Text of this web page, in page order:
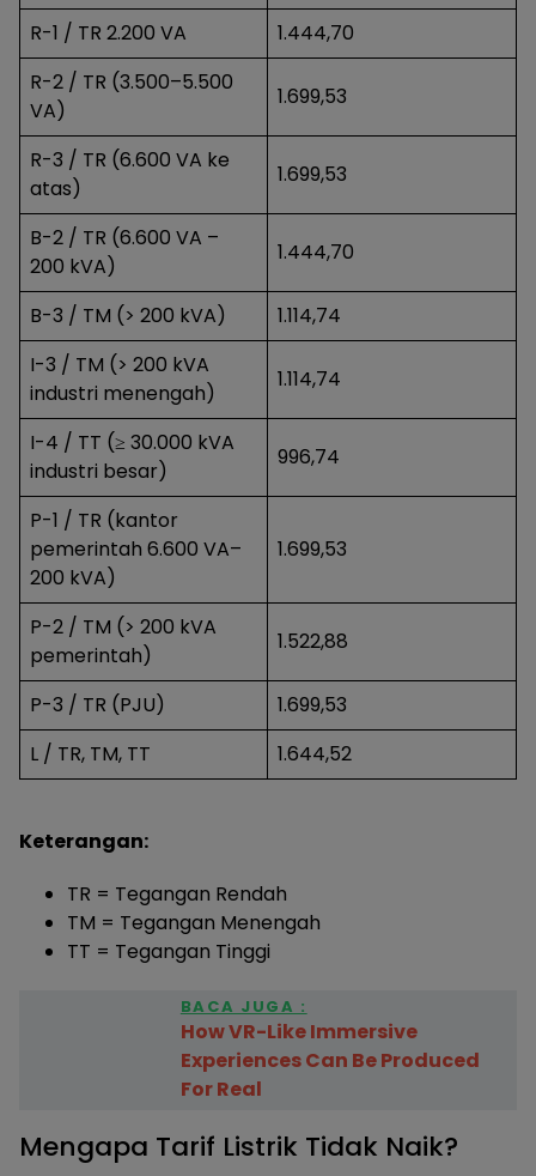
R-1 / TR 2.200 VA
1.444,70
R-2 / TR (3.500–5.500
VA)
1.699,53
R-3 / TR (6.600 VA ke
atas)
1.699,53
B-2 / TR (6.600 VA –
200 kVA)
1.444,70
B-3 / TM (> 200 kVA)
1.114,74
I-3 / TM (> 200 kVA
industri menengah)
1.114,74
I-4 / TT (≥ 30.000 kVA
industri besar)
996,74
P-1 / TR (kantor
pemerintah 6.600 VA–
200 kVA)
1.699,53
P-2 / TM (> 200 kVA
pemerintah)
1.522,88
P-3 / TR (PJU)
1.699,53
L / TR, TM, TT
1.644,52
Keterangan:
TR = Tegangan Rendah
TM = Tegangan Menengah
TT = Tegangan Tinggi
BACA JUGA :
How VR-Like Immersive
Experiences Can Be Produced
For Real
Mengapa Tarif Listrik Tidak Naik?